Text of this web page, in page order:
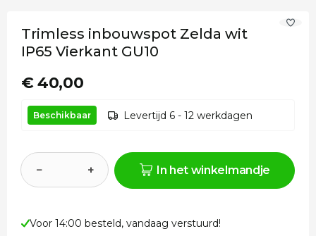
Trimless inbouwspot Zelda wit
IP65 Vierkant GU10
€ 40,00
Beschikbaar Levertijd 6 - 12 werkdagen
− + In het winkelmandje
Voor 14:00 besteld, vandaag verstuurd!